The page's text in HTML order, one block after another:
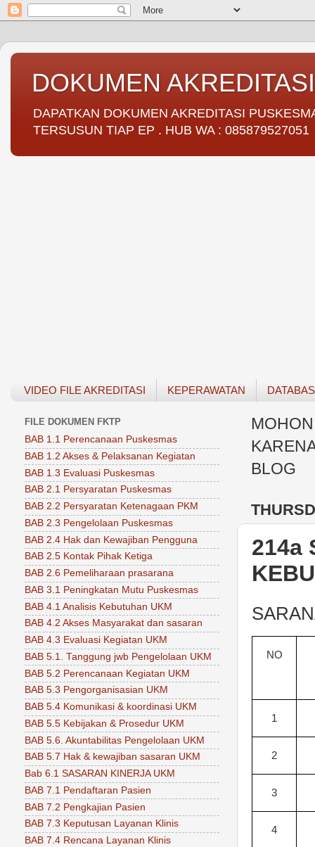
DOKUMEN
DAPATKAN DOKUMEN AKREDITASI
TERSUSUN TIAP EP . HUB WA : 085879527051
VIDEO FILE AKREDITASI KEPERAWATAN
BLOG
214a
NO
1
2
3
4
FILE DOKUMEN FKTP
BAB 1.1 Perencanaan Puskesmas
BAB 1.2 Akses & Pelaksanan Kegiatan
BAB 1.3 Evaluasi Puskesmas
BAB 2.1 Persyaratan Puskesmas
BAB 2.2 Persyaratan Ketenagaan PKM
BAB 2.3 Pengelolaan Puskesmas
BAB 2.4 Hak dan Kewajiban Pengguna
BAB 2.5 Kontak Pihak Ketiga
BAB 2.6 Pemeliharaan prasarana
BAB 3.1 Peningkatan Mutu Puskesmas
BAB 4.1 Analisis Kebutuhan UKM
BAB 4.2 Akses Masyarakat dan sasaran
BAB 4.3 Evaluasi Kegiatan UKM
BAB 5.1. Tanggung jwb Pengelolaan UKM
BAB 5.2 Perencanaan Kegiatan UKM
BAB 5.3 Pengorganisasian UKM
BAB 5.4 Komunikasi & koordinasi UKM
BAB 5.5 Kebijakan & Prosedur UKM
BAB 5.6. Akuntabilitas Pengelolaan UKM
BAB 5.7 Hak & kewajiban sasaran UKM
Bab 6.1 SASARAN KINERJA UKM
BAB 7.1 Pendaftaran Pasien
BAB 7.2 Pengkajian Pasien
BAB 7.3 Keputusan Layanan Klinis
BAB 7.4 Rencana Layanan Klinis